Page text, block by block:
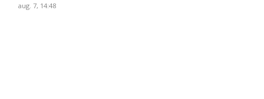
aug. 7, 14:48